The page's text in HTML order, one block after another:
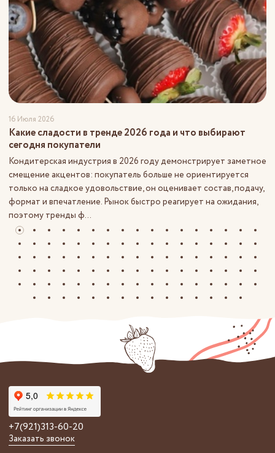
16 Июля 2026
Какие сладости в тренде 2026 года и что выбирают
сегодня покупатели
Кондитерская индустрия в 2026 году демонстрирует заметное
смещение акцентов: покупатель больше не ориентируется
только на сладкое удовольствие, он оценивает состав, подачу,
формат и впечатление. Рынок быстро реагирует на ожидания,
поэтому тренды ф...
+7(921)313-60-20
Заказать звонок